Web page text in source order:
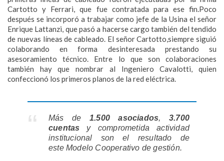
Cartotto y Ferrari, que fue contratada para ese fin.Poco
después se incorporó a trabajar como jefe de la Usina el señor
Enrique Lattanzi, que pasó a hacerse cargo también del tendido
de nuevas líneas de cableado. El señor Cartotto,siempre siguió
colaborando en forma desinteresada prestando su
asesoramiento técnico. Entre lo que son colaboraciones
también hay que nombrar al Ingeniero Cavalotti, quien
confeccionó los primeros planos de la red eléctrica.
Más de 1.500 asociados, 3.700
cuentas y comprometida actividad
institucional son el resultado de
este Modelo Cooperativo de gestión.